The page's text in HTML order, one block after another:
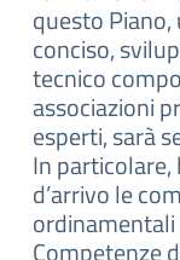
questo
conciso,
tecnico
associazioni
esperti, sarà
In
d’arrivo le
ordinamentali
Competenze